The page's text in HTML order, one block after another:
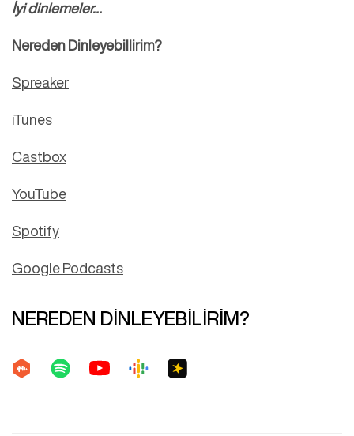
İyi dinlemeler…
Nereden Dinleyebillirim?
Spreaker
iTunes
Castbox
YouTube
Spotify
Google Podcasts
NEREDEN DİNLEYEBİLİRİM?